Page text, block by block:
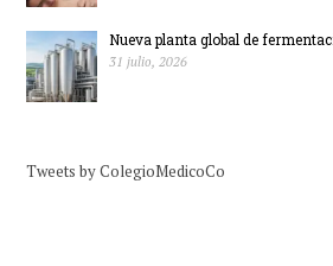
Nueva planta global de
31 julio, 2026
Tweets by ColegioMedicoCo